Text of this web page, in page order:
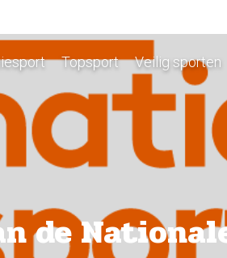
Topsport Veilig sporten
de